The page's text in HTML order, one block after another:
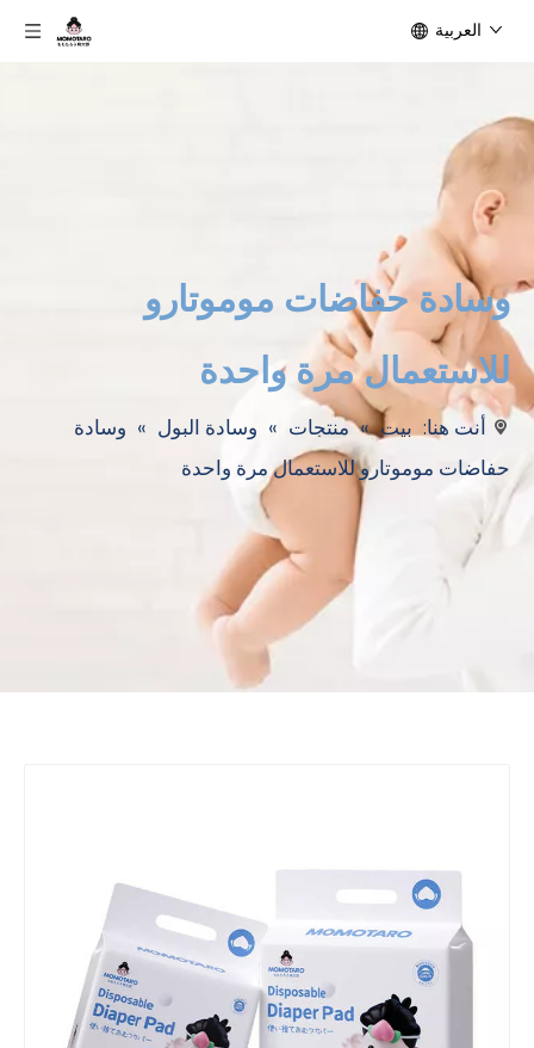
العربية
وسادة حفاضات موموتارو
للاستعمال مرة واحدة
أنت هنا: بيت » منتجات » وسادة البول » وسادة
حفاضات موموتارو للاستعمال مرة واحدة